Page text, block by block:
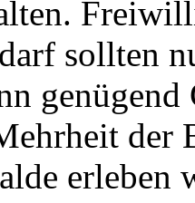
sollten
der
erleben